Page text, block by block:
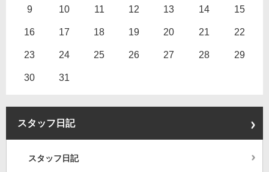
9 10 11 12 13 14 15
16 17 18 19 20 21 22
23 24 25 26 27 28 29
30 31
スタッフ日記
スタッフ日記